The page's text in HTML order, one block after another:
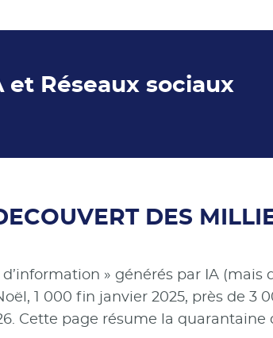
et Réseaux sociaux
DES
» générés par IA
1 000 fin janvier 2025, près de 3
Cette page résume la quarantaine